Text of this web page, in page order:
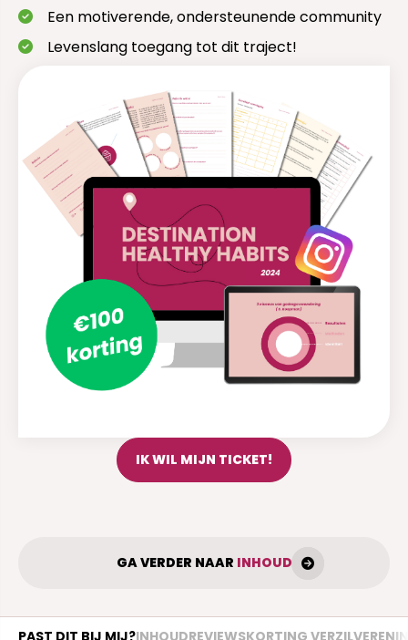
Een motiverende, ondersteunende community
Levenslang toegang tot dit traject!
IK WIL MIJN TICKET!
GA VERDER NAAR INHOUD
PAST DIT BIJ MIJ?INHOUDREVIEWSKORTING VERZILVEREN